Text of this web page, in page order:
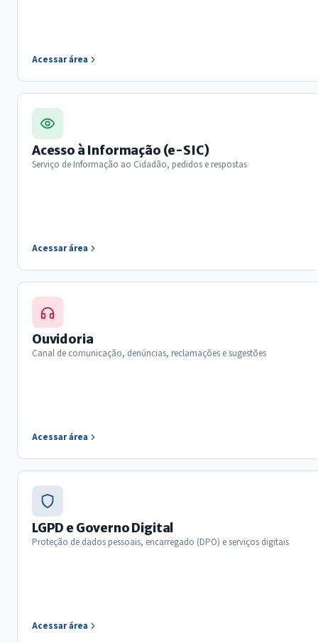
Acessar área
Acesso à Informação (e-SIC)
Serviço de Informação ao Cidadão, pedidos e respostas
Acessar área
Ouvidoria
Canal de comunicação, denúncias, reclamações e sugestões
Acessar área
LGPD e Governo Digital
Proteção de dados pessoais, encarregado (DPO) e serviços digitais
Acessar área